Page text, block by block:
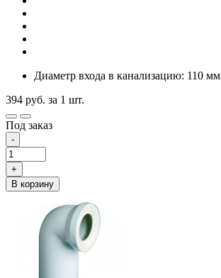
Диаметр входа в канализацию: 110 мм
394 руб. за 1 шт.
Под заказ
-
+
В корзину